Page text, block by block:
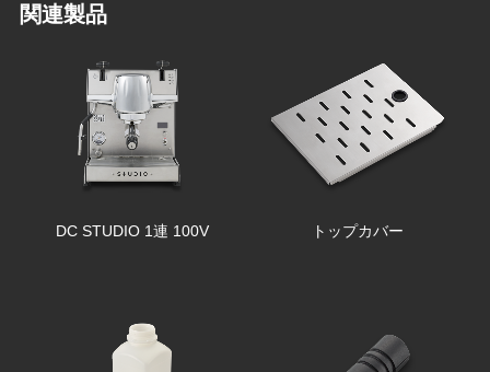
関連製品
DC STUDIO 1連 100V トップカバー